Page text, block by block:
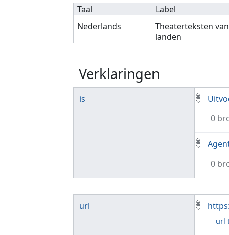
Taal Label
Nederlands
Theaterteksten
landen
Verklaringen
is
0
0
url
url